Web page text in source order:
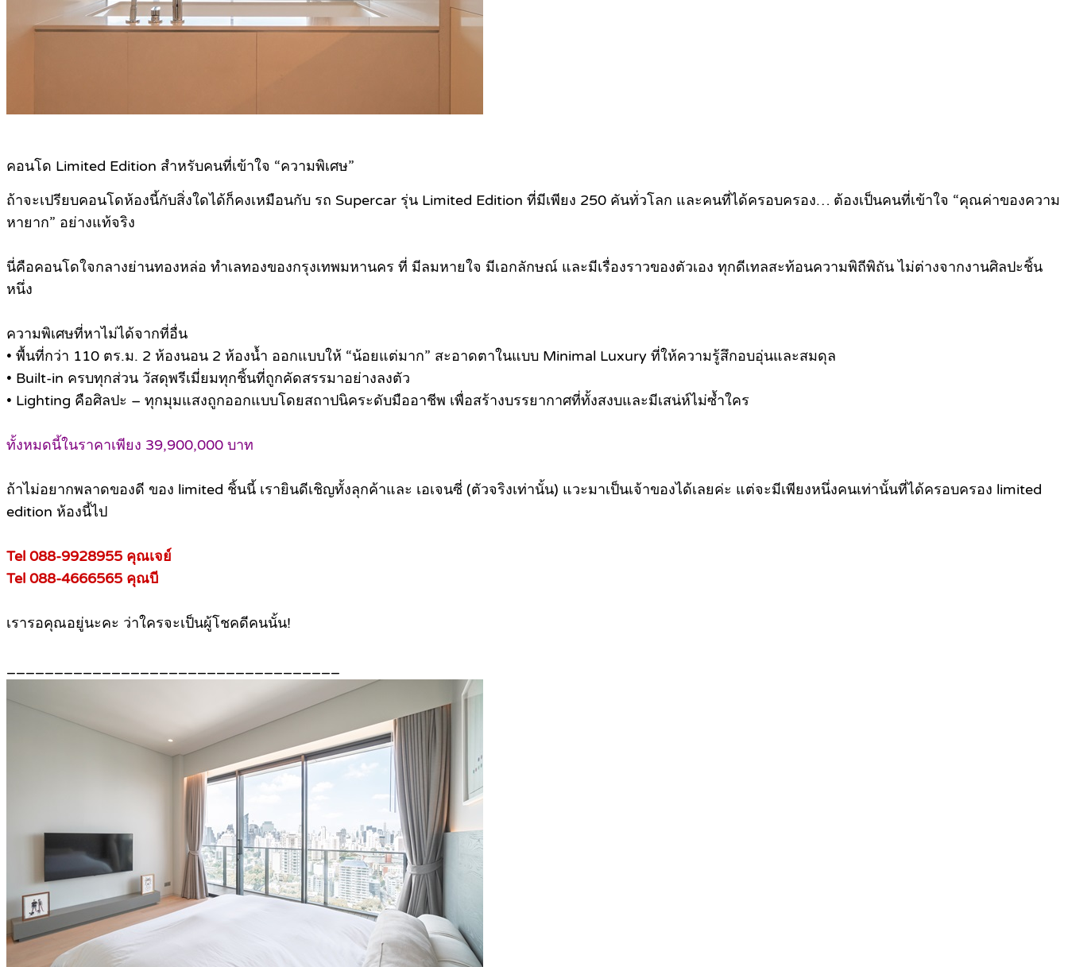
คอนโด Limited Edition สำหรับคนที่เข้าใจ “ความพิเศษ”
ถ้าจะเปรียบคอนโดห้องนี้กับสิ่งใดได้ก็คงเหมือนกับ รถ Supercar รุ่น Limited Edition ที่มีเพียง 250 คันทั่วโลก และคนที่ได้ครอบครอง… ต้องเป็นคนที่เข้าใจ “คุณค่าของความ
หายาก” อย่างแท้จริง
นี่คือคอนโดใจกลางย่านทองหล่อ ทำเลทองของกรุงเทพมหานคร ที่ มีลมหายใจ มีเอกลักษณ์ และมีเรื่องราวของตัวเอง ทุกดีเทลสะท้อนความพิถีพิถัน ไม่ต่างจากงานศิลปะชิ้น
หนึ่ง
ความพิเศษที่หาไม่ได้จากที่อื่น
• พื้นที่กว่า 110 ตร.ม. 2 ห้องนอน 2 ห้องน้ำ ออกแบบให้ “น้อยแต่มาก” สะอาดตาในแบบ Minimal Luxury ที่ให้ความรู้สึกอบอุ่นและสมดุล
• Built-in ครบทุกส่วน วัสดุพรีเมี่ยมทุกชิ้นที่ถูกคัดสรรมาอย่างลงตัว
• Lighting คือศิลปะ – ทุกมุมแสงถูกออกแบบโดยสถาปนิคระดับมืออาชีพ เพื่อสร้างบรรยากาศที่ทั้งสงบและมีเสน่ห์ไม่ซ้ำใคร
ทั้งหมดนี้ในราคาเพียง 39,900,000 บาท
ถ้าไม่อยากพลาดของดี ของ limited ชิ้นนี้ เรายินดีเชิญทั้งลุกค้าและ เอเจนซี่ (ตัวจริงเท่านั้น) แวะมาเป็นเจ้าของได้เลยค่ะ แต่จะมีเพียงหนึ่งคนเท่านั้นที่ได้ครอบครอง limited
edition ห้องนี้ไป
Tel 088-9928955 คุณเจย์
Tel 088-4666565 คุณบี
เรารอคุณอยู่นะคะ ว่าใครจะเป็นผู้โชคดีคนนั้น!